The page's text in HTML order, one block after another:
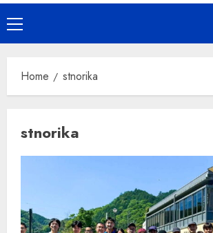
Primary
Menu
Home stnorika
stnorika